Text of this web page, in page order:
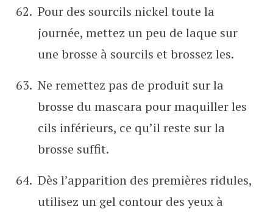
Pour des sourcils nickel toute la
journée, mettez un peu de laque sur
une brosse à sourcils et brossez les.
Ne remettez pas de produit sur la
brosse du mascara pour maquiller les
cils inférieurs, ce qu’il reste sur la
brosse suffit.
Dès l’apparition des premières ridules,
utilisez un gel contour des yeux à